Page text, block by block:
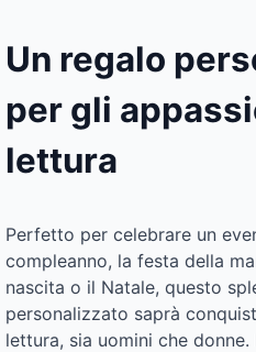
Un regalo
per gli
lettura
Perfetto per celebrare un
compleanno, la festa della
nascita o il Natale, questo
personalizzato saprà
lettura, sia uomini che